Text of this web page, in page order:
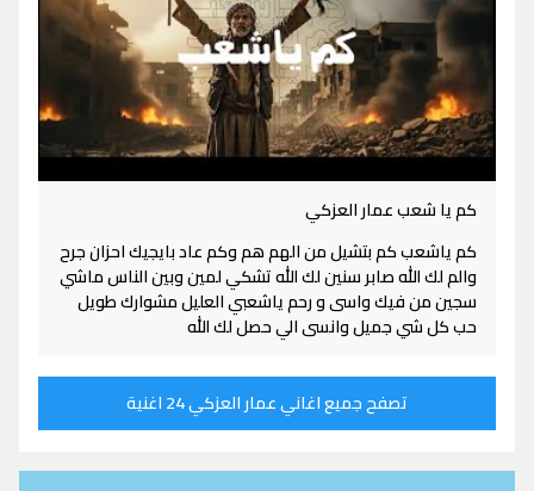
كم يا شعب عمار العزكي
كم ياشعب كم بتشيل من الهم هم وكم عاد بايجيك احزان جرح
والم لك الله صابر سنين لك الله تشكي لمين وبين الناس ماشي
سجين من فيك واسى و رحم ياشعبي العليل مشوارك طويل
حب كل شي جميل وانسى الي حصل لك الله
تصفح جميع اغاني عمار العزكي 24 اغنية